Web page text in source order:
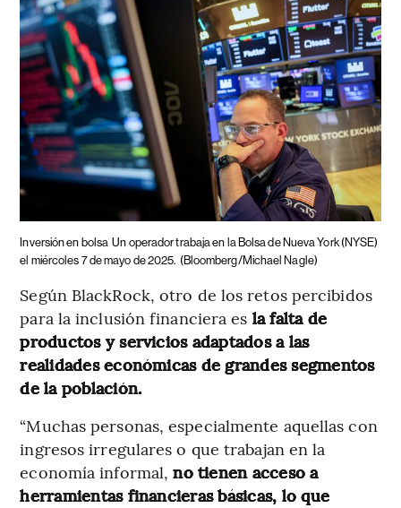
Inversión en bolsa Un operador trabaja en la Bolsa de Nueva York (NYSE)
el miércoles 7 de mayo de 2025. (Bloomberg/Michael Nagle)
Según BlackRock, otro de los retos percibidos
para la inclusión financiera es la falta de
productos y servicios adaptados a las
realidades económicas de grandes segmentos
de la población.
“Muchas personas, especialmente aquellas con
ingresos irregulares o que trabajan en la
economía informal,no tienen acceso a
herramientas financieras básicas, lo que